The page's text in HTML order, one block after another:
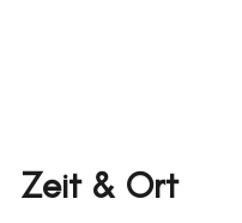
Zeit & Ort